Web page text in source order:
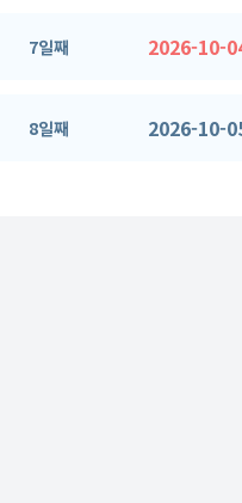
7일째 2026-10-
8일째 2026-10-